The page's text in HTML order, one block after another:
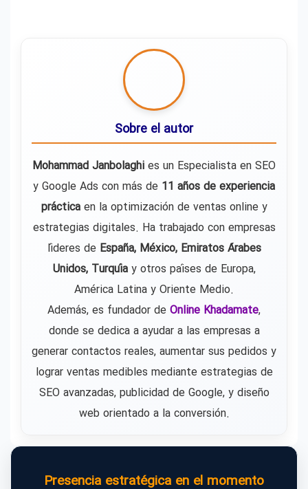
Sobre el autor
Mohammad Janbolaghi es un Especialista en SEO
y Google Ads con más de 11 años de experiencia
prácticaen la optimización de ventas online y
estrategias digitales. Ha trabajado con empresas
líderes de España, México, Emiratos Árabes
Unidos, Turquíay otros países de Europa,
América Latina y Oriente Medio.
Además, es fundador de Online Khadamate,
donde se dedica a ayudar a las empresas a
generar contactos reales, aumentar sus pedidos y
lograr ventas medibles mediante estrategias de
SEO avanzadas, publicidad de Google, y diseño
web orientado a la conversión.
Presencia estratégica en el momento